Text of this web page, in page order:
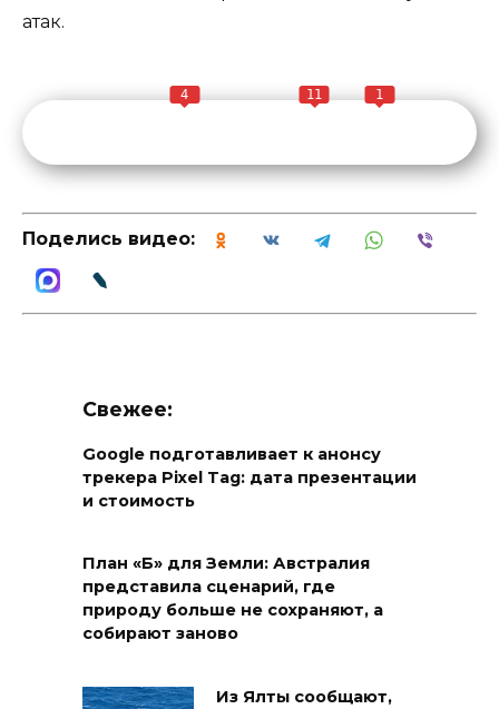
атак.
4 11 1
Поделись видео:
Свежее:
Google подготавливает к анонсу
трекера Pixel Tag: дата презентации
и стоимость
План «Б» для Земли: Австралия
представила сценарий, где
природу больше не сохраняют, а
собирают заново
Из Ялты сообщают,